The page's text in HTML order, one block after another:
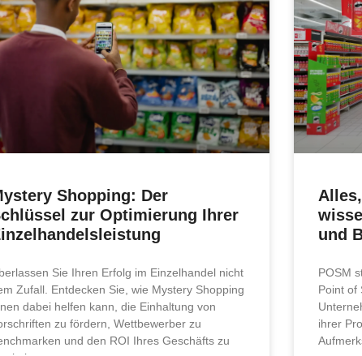
Shopping: Der
zur Optimierung Ihrer
Sie Ihren Erfolg im Einzelhandel nicht
Zufall. Entdecken Sie, wie Mystery Shopping
dabei helfen kann, die Einhaltung von
zu fördern, Wettbewerber zu
und den ROI Ihres Geschäfts zu
und
POSM
Point of
ihrer